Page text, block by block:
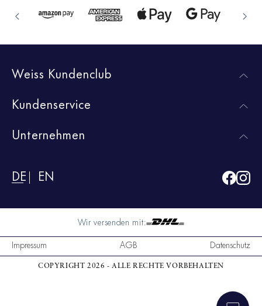
Weiss Kundenclub
Kundenservice
Unternehmen
DE EN
Wir versenden mit:
Impressum
AGB Datenschutz
COPYRIGHT 2026 - ALLE RECHTE VORBEHALTEN